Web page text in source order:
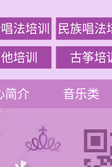
法培训 民族唱法
培训 古筝培
简介 音乐类